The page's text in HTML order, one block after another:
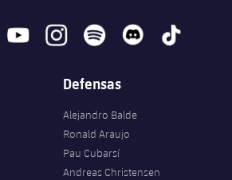
youtubeinstagramspotify discord tiktok
Defensas
Alejandro Balde
Ronald Araujo
Pau Cubarsí
Andreas Christensen